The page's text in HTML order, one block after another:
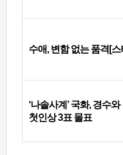
수애, 변함 없는 품격[
‘나솔사계’ 국화, 경수
첫인상 3표 몰표